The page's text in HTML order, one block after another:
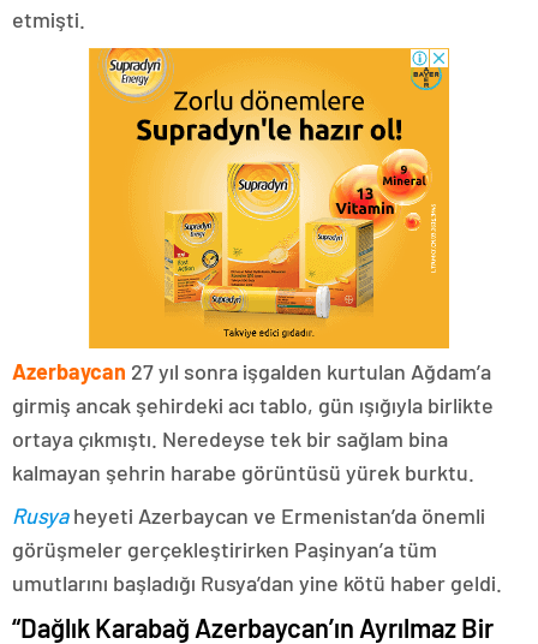
etmişti.
Azerbaycan 27 yıl sonra işgalden kurtulan Ağdam’a
girmiş ancak şehirdeki acı tablo, gün ışığıyla birlikte
ortaya çıkmıştı. Neredeyse tek bir sağlam bina
kalmayan şehrin harabe görüntüsü yürek burktu.
Rusyaheyeti Azerbaycan ve Ermenistan’da önemli
görüşmeler gerçekleştirirken Paşinyan’a tüm
umutlarını başladığı Rusya’dan yine kötü haber geldi.
“Dağlık Karabağ Azerbaycan’ın Ayrılmaz Bir